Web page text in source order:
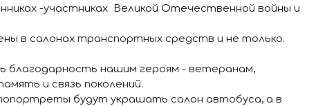
-участниках Великой Отечественной войны и
в салонах транспортных средств и не только.
благодарность нашим героям - ветеранам,
и связь поколений.
будут украшать салон автобуса, а в